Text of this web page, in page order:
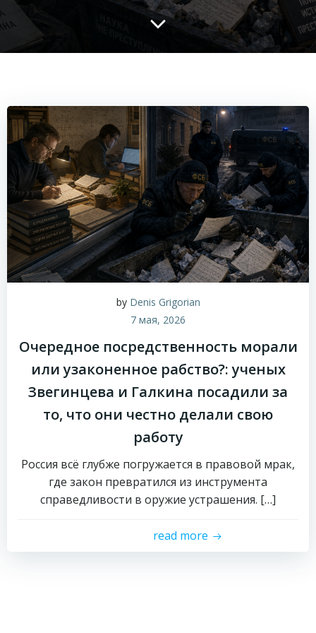
by Denis Grigorian
7 мая, 2026
Очередное посредственность морали
или узаконенное рабство?: ученых
Звегинцева и Галкина посадили за
то, что они честно делали свою
работу
Россия всё глубже погружается в правовой мрак,
где закон превратился из инструмента
справедливости в оружие устрашения. […]
read more